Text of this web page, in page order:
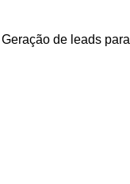
Geração de leads